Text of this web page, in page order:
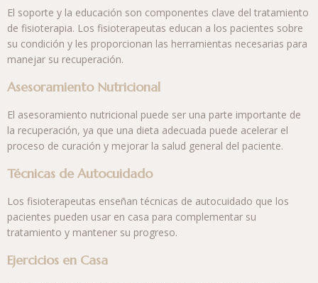
El soporte y la educación son componentes clave del tratamiento
de fisioterapia. Los fisioterapeutas educan a los pacientes sobre
su condición y les proporcionan las herramientas necesarias para
manejar su recuperación.
Asesoramiento Nutricional
El asesoramiento nutricional puede ser una parte importante de
la recuperación, ya que una dieta adecuada puede acelerar el
proceso de curación y mejorar la salud general del paciente.
Técnicas de Autocuidado
Los fisioterapeutas enseñan técnicas de autocuidado que los
pacientes pueden usar en casa para complementar su
tratamiento y mantener su progreso.
Ejercicios en Casa